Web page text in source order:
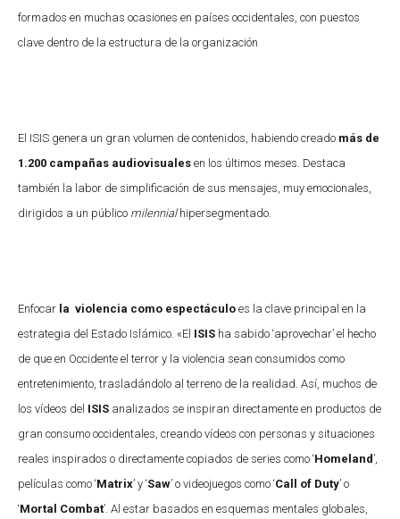
formados en muchas ocasiones en países occidentales, con puestos
clave dentro de la estructura de la organización
El ISIS genera un gran volumen de contenidos, habiendo creado más de
1.200 campañas audiovisuales en los últimos meses. Destaca
también la labor de simplificación de sus mensajes, muy emocionales,
dirigidos a un público milennialhipersegmentado.
Enfocar la violencia como espectáculo es la clave principal en la
estrategia del Estado Islámico. «El ISIS ha sabido ‘aprovechar’ el hecho
de que en Occidente el terror y la violencia sean consumidos como
entretenimiento, trasladándolo al terreno de la realidad. Así, muchos de
los vídeos del ISIS analizados se inspiran directamente en productos de
gran consumo occidentales, creando vídeos con personas y situaciones
reales inspirados o directamente copiados de series como ‘Homeland’,
películas como ‘Matrix’ y ‘Saw’ o videojuegos como ‘Call of Duty’ o
‘Mortal Combat’. Al estar basados en esquemas mentales globales,